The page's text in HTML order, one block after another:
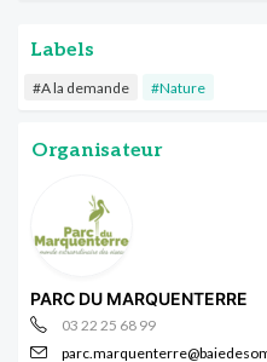
Labels
#A la demande #Nature
Organisateur
PARC DU MARQUENTERRE
03 22 25 68 99